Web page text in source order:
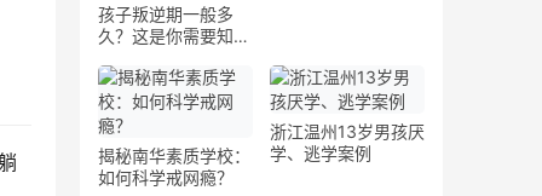
孩子叛逆期一般多
久？这是你需要知道
揭秘南华素质学校：
如何科学戒网瘾？
浙江温州13岁男孩厌
学、逃学案例